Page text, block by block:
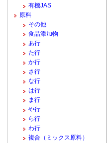
有機JAS
原料
その他
食品添加物
あ行
た行
か行
さ行
な行
は行
ま行
や行
ら行
わ行
複合（ミックス原料）